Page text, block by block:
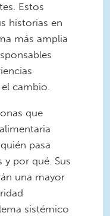
Estos
historias en
más amplia
cambio.
que
pasa
y por qué. Sus
una mayor
sistémico